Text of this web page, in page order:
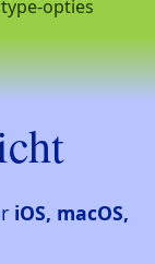
iOS, macOS,